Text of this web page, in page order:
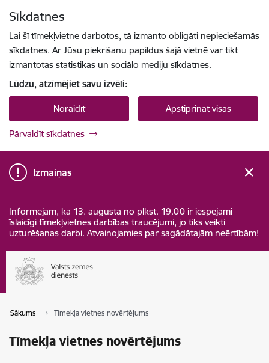
Sīkdatnes
Lai šī tīmekļvietne darbotos, tā izmanto obligāti nepieciešamās
sīkdatnes. Ar Jūsu piekrišanu papildus šajā vietnē var tikt
izmantotas statistikas un sociālo mediju sīkdatnes.
Lūdzu, atzīmējiet savu izvēli:
Noraidīt Apstiprināt visas
Pārvaldīt sīkdatnes
Izmaiņas
Informējam, ka 13. augustā no plkst. 19.00 ir iespējami
īslaicīgi tīmekļvietnes darbības traucējumi, jo tiks veikti
uzturēšanas darbi. Atvainojamies par sagādātajām neērtībām!
Sākums Tīmekļa vietnes novērtējums
Tīmekļa vietnes novērtējums